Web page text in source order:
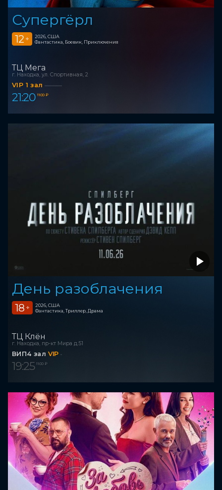
Супергёрл
12 +
2026, США
Фантастика, Боевик, Приключения
ТЦ Мега
г. Находка, ул. Спортивная, 2
VIP 1 зал
21:20 1 100 ₽
День разоблачения
18 +
2026, США
Фантастика, Триллер, Драма
ТЦ Клён
г. Находка, пр-кт Мира д.51
ВИП4 зал VIP
19:25 1 100 ₽